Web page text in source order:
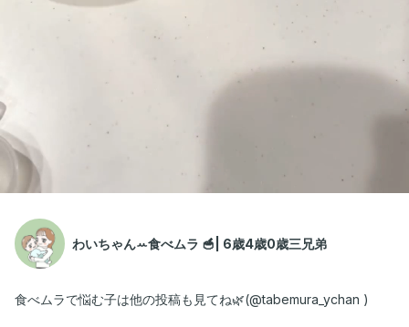
わいちゃんꕀ食べムラ 🥣| 6歳4歳0歳三兄弟
食べムラで悩む子は他の投稿も見てね🌿(@tabemura_ychan )